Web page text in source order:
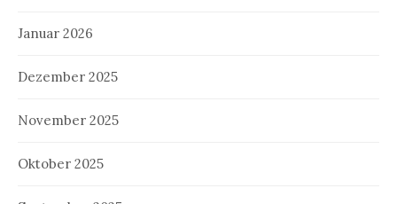
Januar 2026
Dezember 2025
November 2025
Oktober 2025